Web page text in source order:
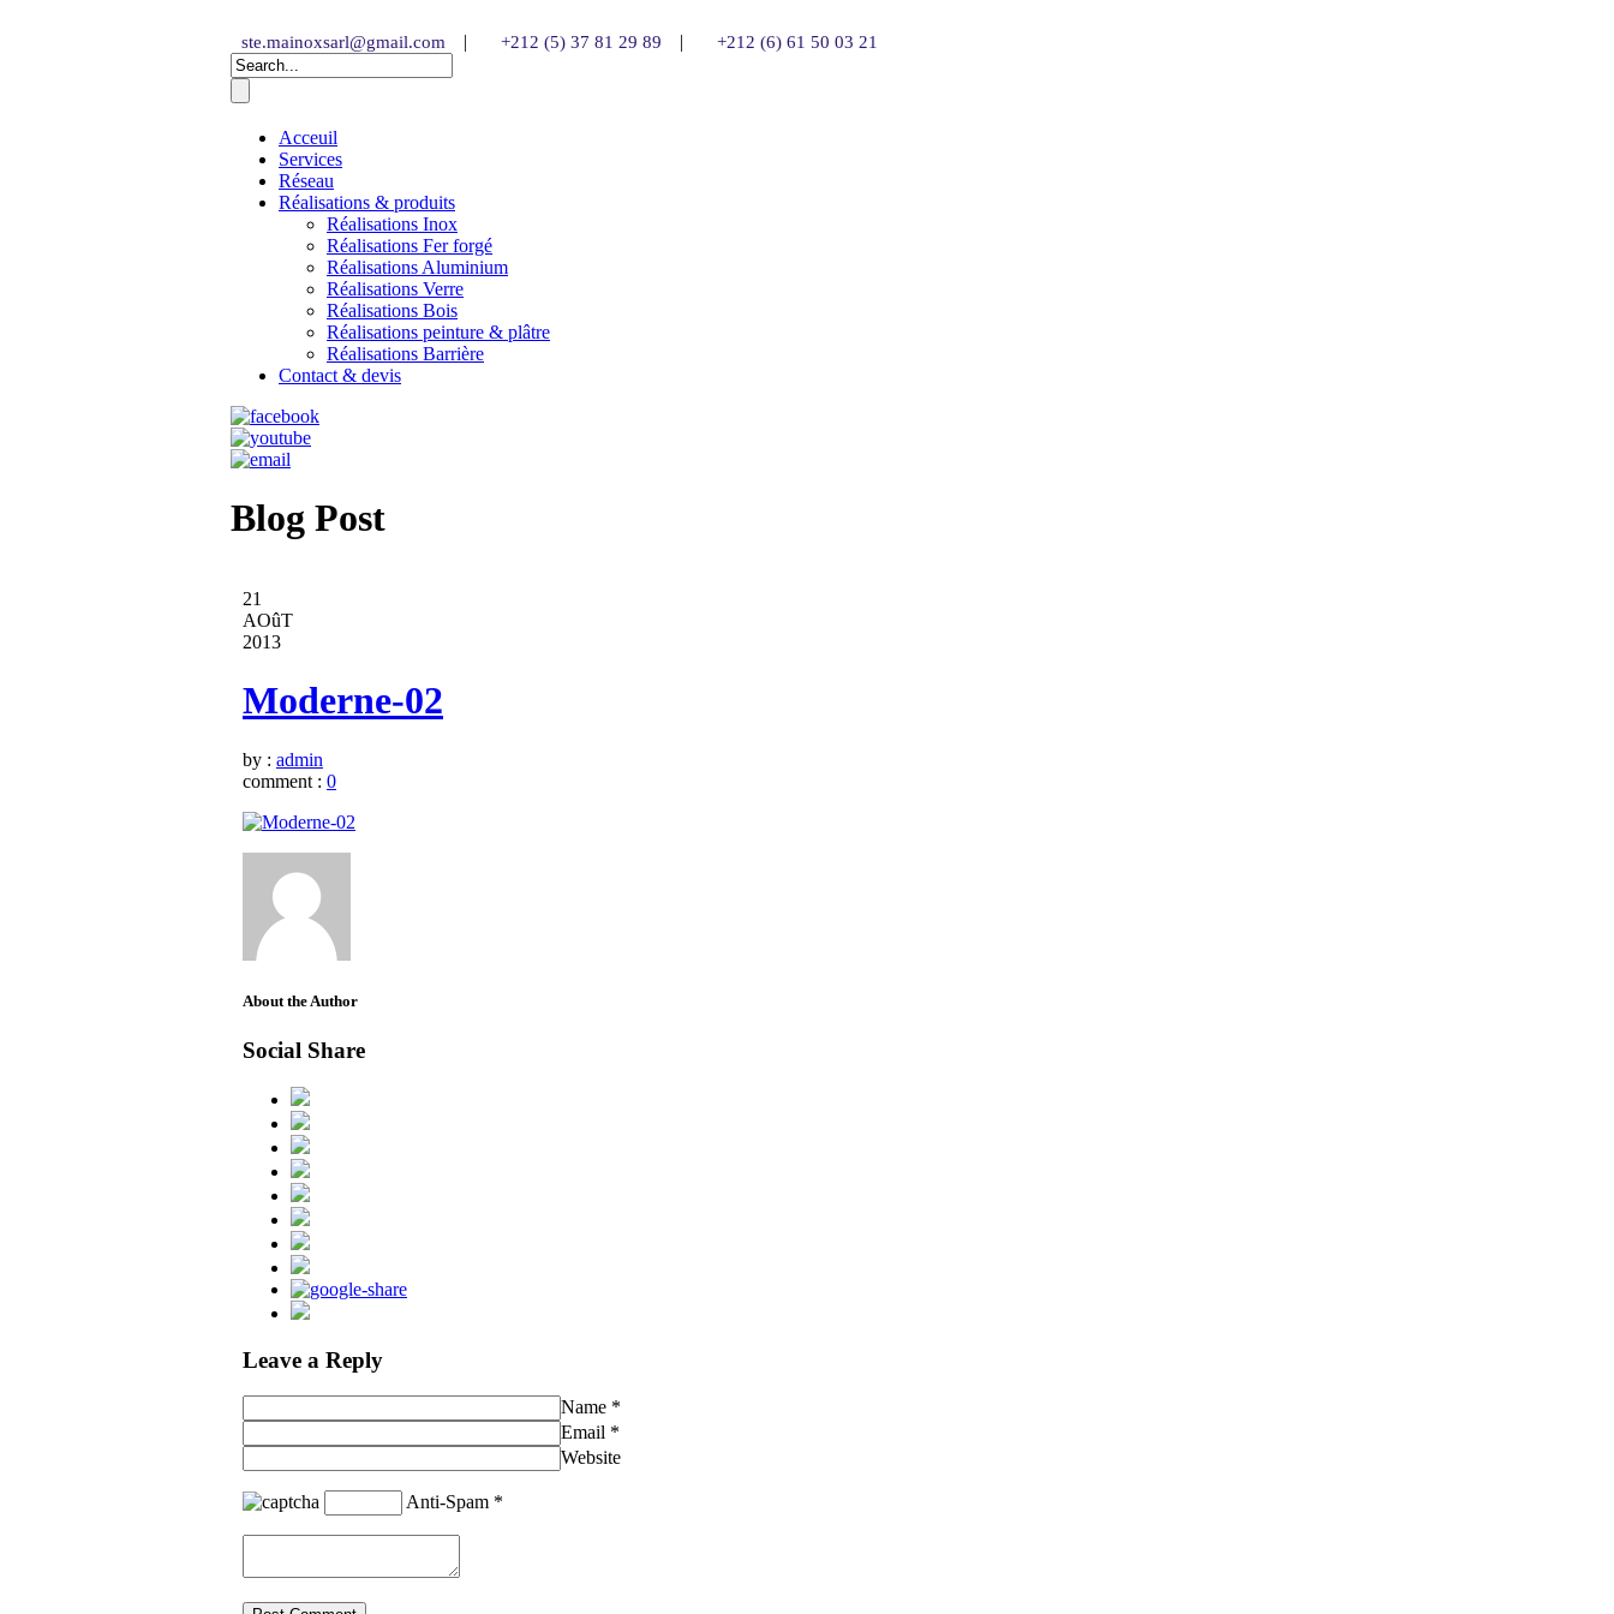
ste.mainoxsarl@gmail.com | +212 (5) 37 81 29 89 | +212 (6) 61 50 03 21
Acceuil
Services
Réseau
Réalisations & produits
Réalisations Inox
Réalisations Fer forgé
Réalisations Aluminium
Réalisations Verre
Réalisations Bois
Réalisations peinture & plâtre
Réalisations Barrière
Contact & devis
Blog Post
21
AOûT
2013
Moderne-02
by : admin
comment : 0
About the Author
Social Share
Leave a Reply
Name *
Email *
Website
Anti-Spam *